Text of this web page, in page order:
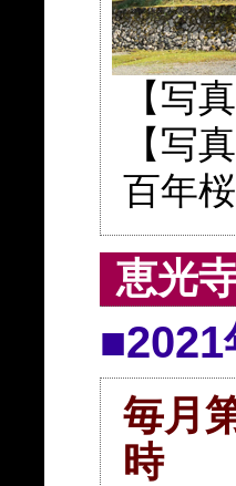
【写
【写
百年
恵光
■2021
毎月
時